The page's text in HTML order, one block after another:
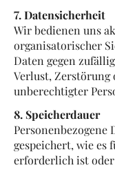
7. Datensicherheit
Wir bedienen uns
organisatorischer
Daten gegen
Verlust, Zerstörung
unberechtigter
8. Speicherdauer
Personenbezogene
gespeichert, wie es
erforderlich ist